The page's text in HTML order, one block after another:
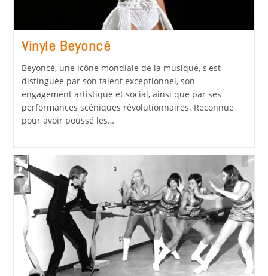
Vinyle Beyoncé
Beyoncé, une icône mondiale de la musique, s'est
distinguée par son talent exceptionnel, son
engagement artistique et social, ainsi que par ses
performances scéniques révolutionnaires. Reconnue
pour avoir poussé les…